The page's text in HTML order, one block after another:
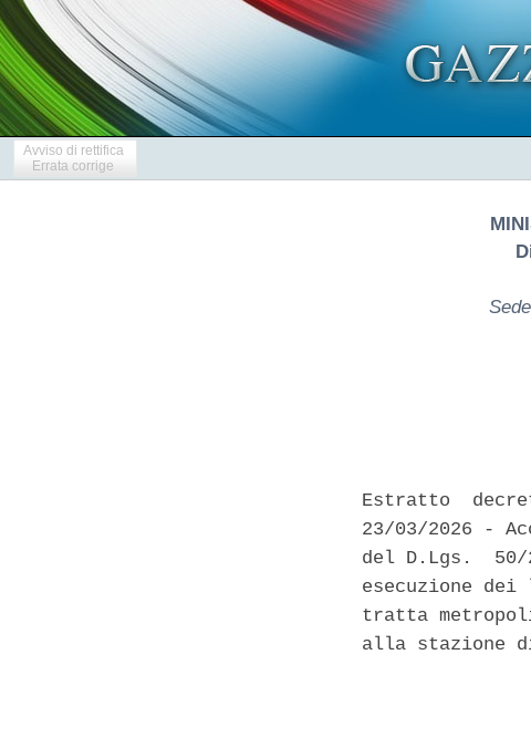
Avviso di rettifica
Errata corrige
Estratto
23/03/2026 -
del D.Lgs.
esecuzione
tratta
alla stazione